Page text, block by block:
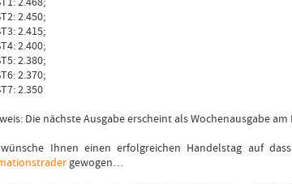
2.450;
2.415;
2.400;
2.380;
2.370;
2.350
Die nächste Ausgabe erscheint als Wochenausgabe am
Ihnen einen erfolgreichen Handelstag auf
gewogen…